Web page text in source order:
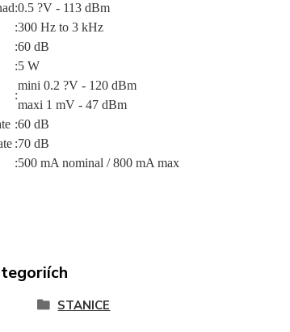
:0.5 ?V - 113 dBm
:300 Hz to 3 kHz
:60 dB
:5 W
:
mini 0.2 ?V - 120 dBm
maxi 1 mV - 47 dBm
:60 dB
:70 dB
:500 mA nominal / 800 mA max
STANICE